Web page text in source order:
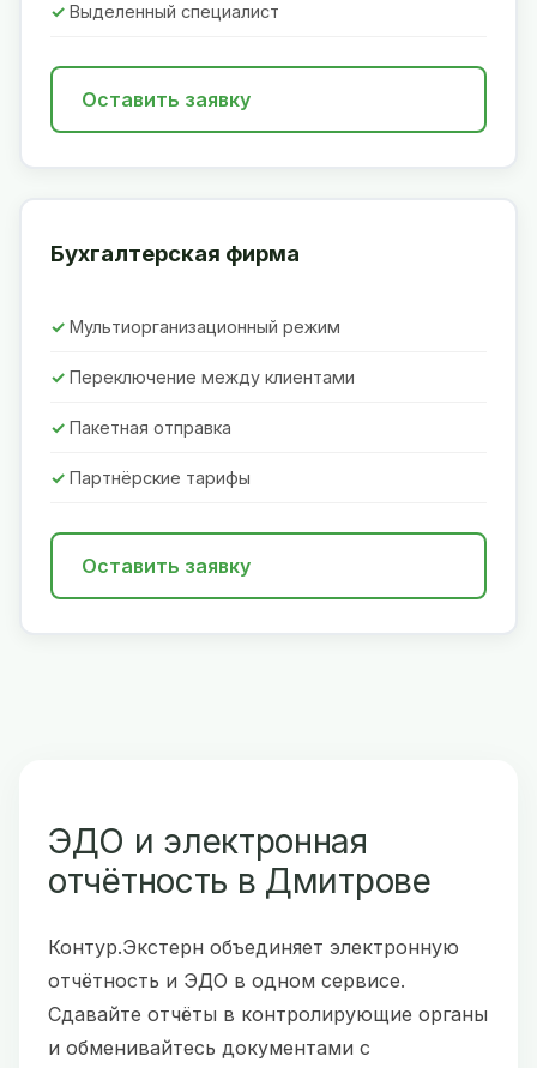
Выделенный специалист
Оставить заявку
Бухгалтерская фирма
Мультиорганизационный режим
Переключение между клиентами
Пакетная отправка
Партнёрские тарифы
Оставить заявку
ЭДО и электронная
отчётность в Дмитрове
Контур.Экстерн объединяет электронную
отчётность и ЭДО в одном сервисе.
Сдавайте отчёты в контролирующие органы
и обменивайтесь документами с